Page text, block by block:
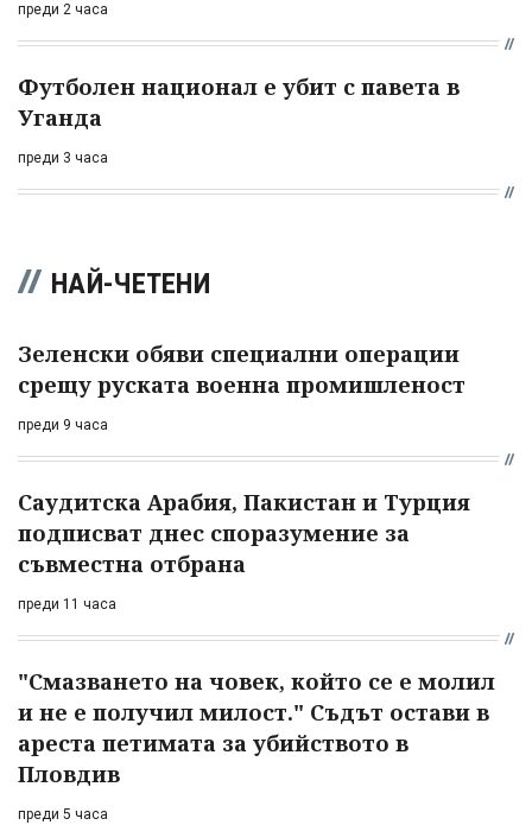
преди 2 часа
Футболен национал е убит с павета в
Уганда
преди 3 часа
НАЙ-ЧЕТЕНИ
Зеленски обяви специални операции
срещу руската военна промишленост
преди 9 часа
Саудитска Арабия, Пакистан и Турция
подписват днес споразумение за
съвместна отбрана
преди 11 часа
"Смазването на човек, който се е молил
и не е получил милост." Съдът остави в
ареста петимата за убийството в
Пловдив
преди 5 часа